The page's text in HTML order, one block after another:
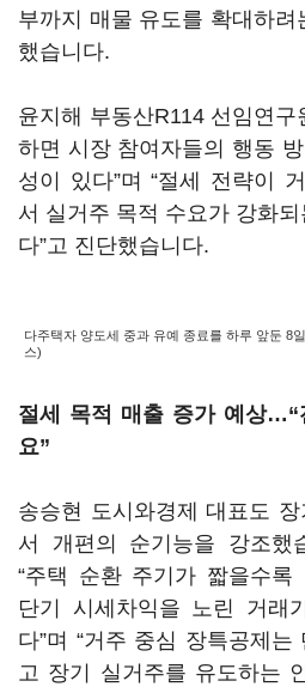
부까지 매물 유도를 확대하려
했습니다.
윤지해 부동산R114 선임연구
하면 시장 참여자들의 행동
성이 있다”며 “절세 전략이
서 실거주 목적 수요가 강화
다”고 진단했습니다.
다주택자 양도세 중과 유예 종료를 하루 앞둔 8
스)
절세 목적 매출 증가 예상…“
요”
송승현 도시와경제 대표도
서 개편의 순기능을 강조했
“주택 순환 주기가 짧을수
단기 시세차익을 노린 거래
다”며 “거주 중심 장특공제는
고 장기 실거주를 유도하는